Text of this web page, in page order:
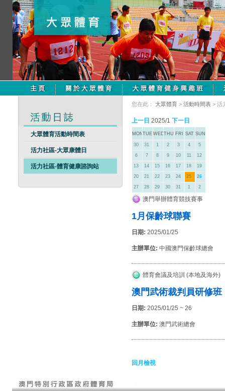
大眾體育活動時間表
活力社區-大眾康體日
活力社區-體育健康諮詢站
您在此： 大眾體育 > 活動時間表 > 活
上一日 2025/1 下一日
MONTUE WEDTHU FRI SAT SUN
30 31 1 2 3 4 5
6 7 8 9 10 11 12
13 14 15 16 17 18 19
20 21 22 23 24 25 26
27 28 29 30 31 1 2
澳門舉辦體育競技賽事
1月保齡球聯賽
日期: 2025/01/25
主辦單位: 中國澳門保齡球總會
體育會議及培訓 (本地及海外)
澳門武術裁判員研修班
日期: 2025/01/25 ~ 26
主辦單位: 澳門武術總會
回月檢視